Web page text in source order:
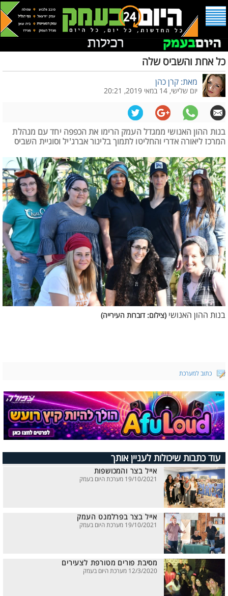
כל אחת והשביס שלה
מאת: קרן כהן
יום שלישי, 14 במאי 2019, 20:21
בנות ההון האנושי ממגדל העמק הרימו את הכפפה יחד עם מנהלת
המרכז ליאורה אדרי והחליטו לתמוך בלינור אברג'יל וסוגיית השביס
בנות ההון האנושי (צילום: דוברות העירייה)
כתוב למערכת
עוד כתבות שיכולות לעניין אותך
אייל בצר והמכושפות
19/10/2021 מערכת היום בעמק
אייל בצר בפרלמנט העמק
19/10/2021 מערכת היום בעמק
מסיבת פורים מטורפת לצעירים
12/3/2020 מערכת היום בעמק